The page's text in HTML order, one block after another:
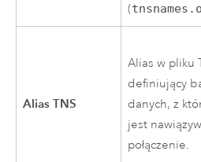
(
Alias TNS
Alias w pliku
definiujący
danych, z
jest
połączenie.